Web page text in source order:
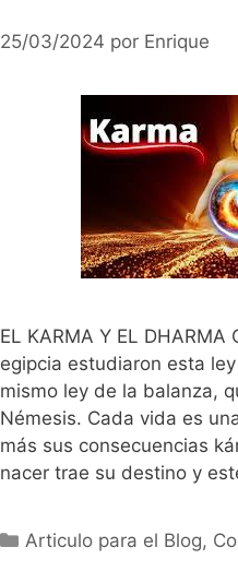
25/03/2024 por Enrique
EL KARMA Y EL
egipcia estudiaron esta
mismo ley de la balanza,
Némesis. Cada vida es
más sus consecuencias
nacer trae su destino y
Categorías
Articulo para el Blog,